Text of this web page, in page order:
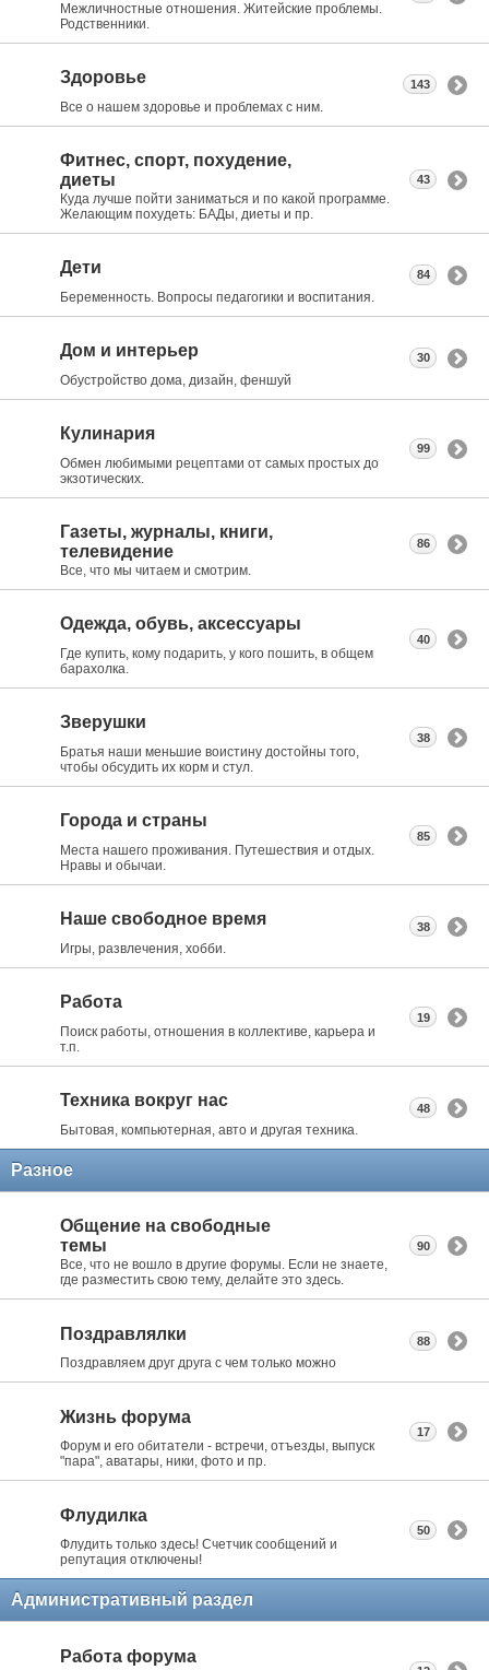
Межличностные отношения. Житейские проблемы.
Родственники.
Здоровье
Все о нашем здоровье и проблемах с ним.
143
Фитнес, спорт, похудение,
диеты
Куда лучше пойти заниматься и по какой программе.
Желающим похудеть: БАДы, диеты и пр.
43
Дети
Беременность. Вопросы педагогики и воспитания.
84
Дом и интерьер
Обустройство дома, дизайн, феншуй
30
Кулинария
Обмен любимыми рецептами от самых простых до
экзотических.
99
Газеты, журналы, книги,
телевидение
Все, что мы читаем и смотрим.
86
Одежда, обувь, аксессуары
Где купить, кому подарить, у кого пошить, в общем
барахолка.
40
Зверушки
Братья наши меньшие воистину достойны того,
чтобы обсудить их корм и стул.
38
Города и страны
Места нашего проживания. Путешествия и отдых.
Нравы и обычаи.
85
Наше свободное время
Игры, развлечения, хобби.
38
Работа
Поиск работы, отношения в коллективе, карьера и
т.п.
19
Техника вокруг нас
Бытовая, компьютерная, авто и другая техника.
48
Разное
Общение на свободные
темы
Все, что не вошло в другие форумы. Если не знаете,
где разместить свою тему, делайте это здесь.
90
Поздравлялки
Поздравляем друг друга с чем только можно
88
Жизнь форума
Форум и его обитатели - встречи, отъезды, выпуск
"пара", аватары, ники, фото и пр.
17
Флудилка
Флудить только здесь! Счетчик сообщений и
репутация отключены!
50
Административный раздел
Работа форума